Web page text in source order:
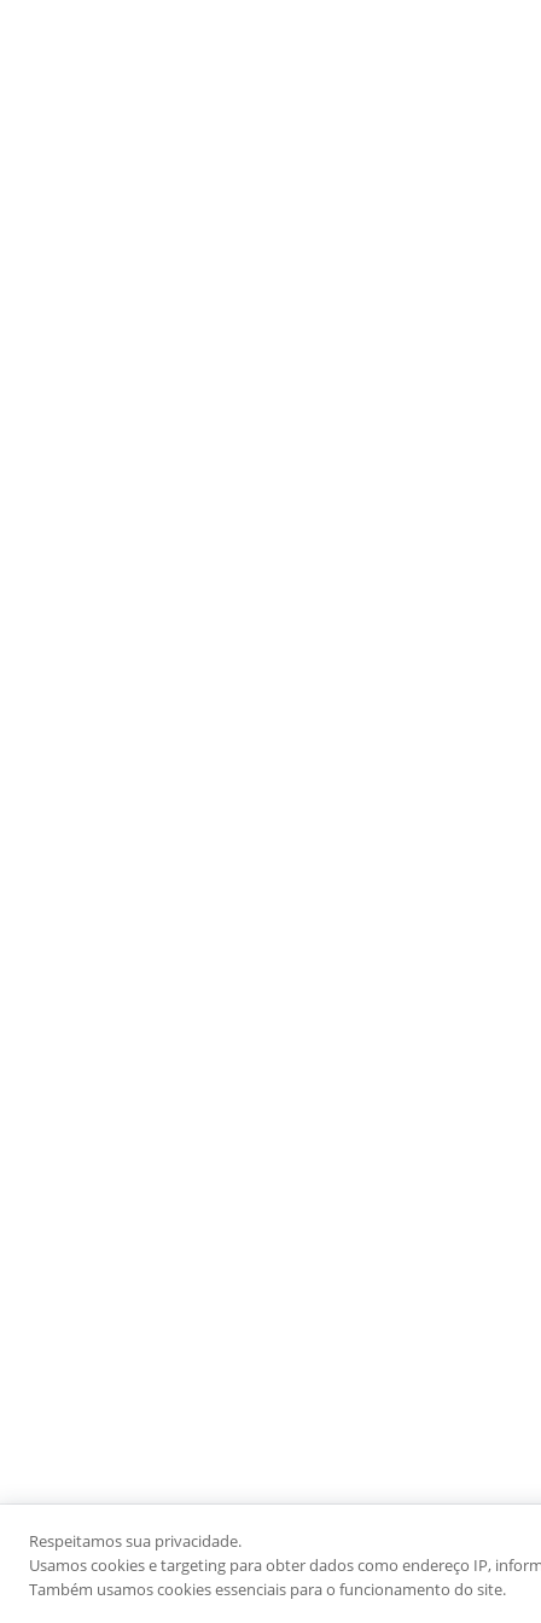
Respeitamos sua privacidade.
Usamos cookies e targeting para obter dados como endereço IP,
Também usamos cookies essenciais para o funcionamento do site.